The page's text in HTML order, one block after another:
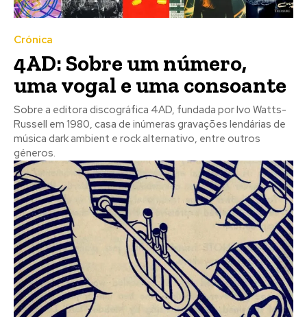
Crónica
4AD: Sobre um número,
uma vogal e uma consoante
Sobre a editora discográfica 4AD, fundada por Ivo Watts-
Russell em 1980, casa de inúmeras gravações lendárias de
música dark ambient e rock alternativo, entre outros
géneros.